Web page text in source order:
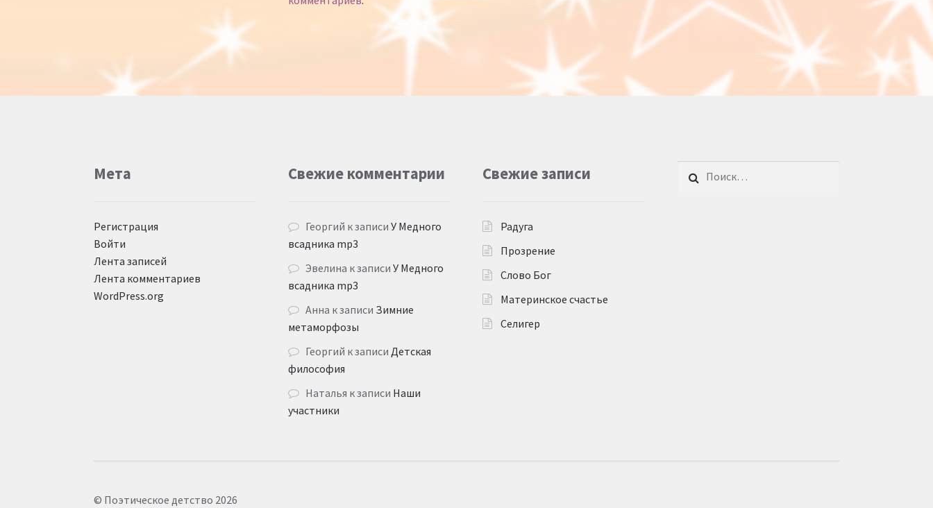
Мета
Регистрация
Войти
Лента записей
Лента комментариев
WordPress.org
Свежие комментарии
Георгий к записи У Медного
всадника mp3
Эвелина к записи У Медного
всадника mp3
Анна к записи Зимние
метаморфозы
Георгий к записи Детская
философия
Наталья к записи Наши
участники
Свежие записи
Радуга
Прозрение
Слово Бог
Материнское счастье
Селигер
© Поэтическое детство 2026